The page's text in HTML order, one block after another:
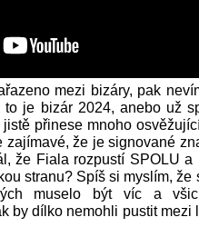
mezi bizáry, pak
je bizár 2024, anebo už
přinese mnoho
zajímavé, že je signované
že Fiala rozpustí SPOLU a
stranu? Spíš si myslím, že
muselo být víc a
by dílko nemohli pustit mezi